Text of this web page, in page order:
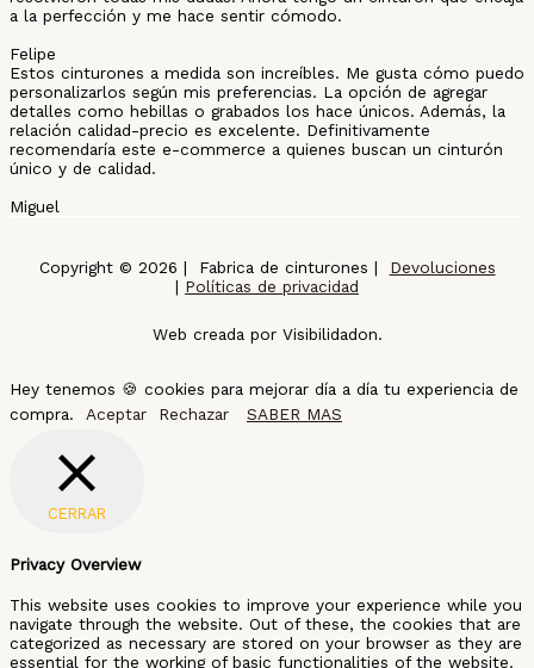
a la perfección y me hace sentir cómodo.
Felipe
Estos cinturones a medida son increíbles. Me gusta cómo puedo
personalizarlos según mis preferencias. La opción de agregar
detalles como hebillas o grabados los hace únicos. Además, la
relación calidad-precio es excelente. Definitivamente
recomendaría este e-commerce a quienes buscan un cinturón
único y de calidad.
Miguel
Copyright © 2026 | Fabrica de cinturones | Devoluciones
| Políticas de privacidad
Web creada por Visibilidadon.
Hey tenemos 🍪 cookies para mejorar día a día tu experiencia de
compra.
Aceptar Rechazar SABER MAS
CERRAR
Privacy Overview
This website uses cookies to improve your experience while you
navigate through the website. Out of these, the cookies that are
categorized as necessary are stored on your browser as they are
essential for the working of basic functionalities of the website.